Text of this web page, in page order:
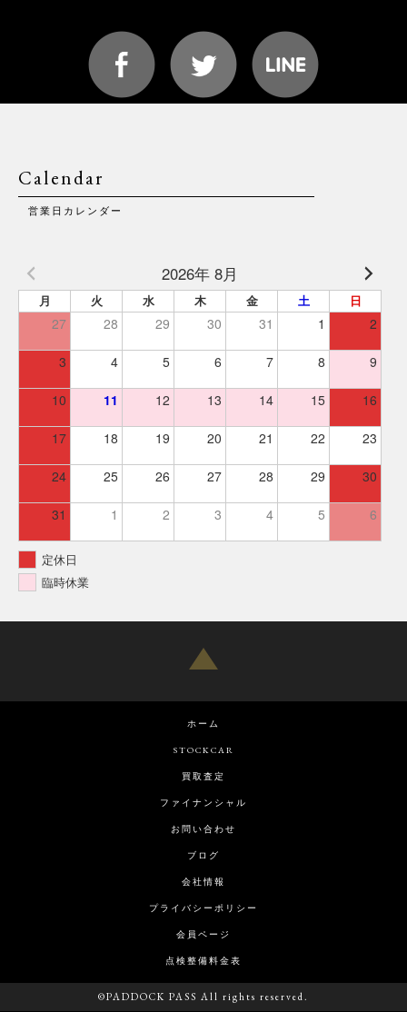
Calendar
営業日カレンダー
2026年 8月
月 火 水 木 金 土 日
27 28 29 30 31 1 2
3 4 5 6 7 8 9
10 11 12 13 14 15 16
17 18 19 20 21 22 23
24 25 26 27 28 29 30
31 1 2 3 4 5 6
定休日
臨時休業
ホーム
STOCKCAR
買取査定
ファイナンシャル
お問い合わせ
ブログ
会社情報
プライバシーポリシー
会員ページ
点検整備料金表
©PADDOCK PASS All rights reserved.